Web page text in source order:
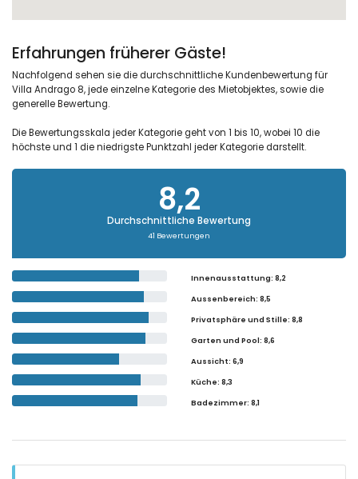
Erfahrungen früherer Gäste!
Nachfolgend sehen sie die durchschnittliche Kundenbewertung für
Villa Andrago 8, jede einzelne Kategorie des Mietobjektes, sowie die
generelle Bewertung.
Die Bewertungsskala jeder Kategorie geht von 1 bis 10, wobei 10 die
höchste und 1 die niedrigste Punktzahl jeder Kategorie darstellt.
8,2
Durchschnittliche Bewertung
41 Bewertungen
Innenausstattung: 8,2
Aussenbereich: 8,5
Privatsphäre und Stille: 8,8
Garten und Pool: 8,6
Aussicht: 6,9
Küche: 8,3
Badezimmer: 8,1